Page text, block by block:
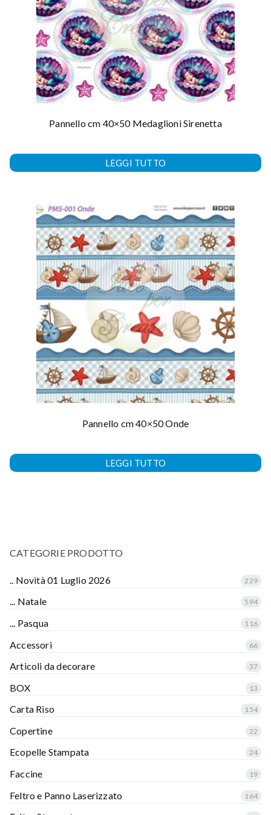
Pannello cm 40×50 Medaglioni Sirenetta
LEGGI TUTTO
Pannello cm 40×50 Onde
LEGGI TUTTO
CATEGORIE PRODOTTO
.. Novità 01 Luglio 2026 229
... Natale 594
... Pasqua 116
Accessori 66
Articoli da decorare 37
BOX 13
Carta Riso 154
Copertine 22
Ecopelle Stampata 24
Faccine 19
Feltro e Panno Laserizzato 164